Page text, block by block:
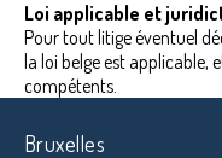
Loi applicable et
Pour tout litige éventuel
la loi belge est applicable,
compétents.
Bruxelles